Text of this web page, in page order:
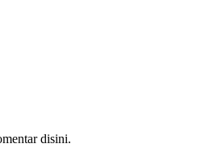
disini.